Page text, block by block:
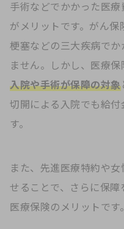
手術などでかかった医
がメリットです。がん
梗塞などの三大疾病で
ません。しかし、医療
入院や手術が保障の対象
切開による入院でも給
す。
また、先進医療特約や
せることで、さらに保
医療保険のメリットです。